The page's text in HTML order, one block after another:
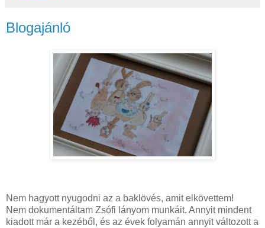
Blogajánló
Nem hagyott nyugodni az a baklövés, amit elkövettem!
Nem dokumentáltam Zsófi lányom munkáit. Annyit mindent
kiadott már a kezéből, és az évek folyamán annyit változott a